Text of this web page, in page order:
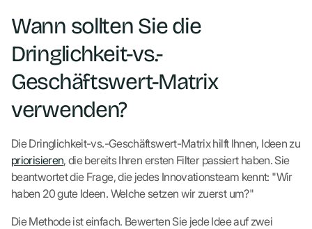
Wann sollten Sie die
Dringlichkeit-vs.-
Geschäftswert-Matrix
verwenden?
Die Dringlichkeit-vs.-Geschäftswert-Matrix hilft Ihnen, Ideen zu
priorisieren, die bereits Ihren ersten Filter passiert haben. Sie
beantwortet die Frage, die jedes Innovationsteam kennt: "Wir
haben 20 gute Ideen. Welche setzen wir zuerst um?"
Die Methode ist einfach. Bewerten Sie jede Idee auf zwei